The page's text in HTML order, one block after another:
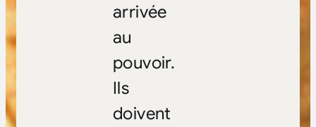
arrivée
au
pouvoir.
Ils
doivent